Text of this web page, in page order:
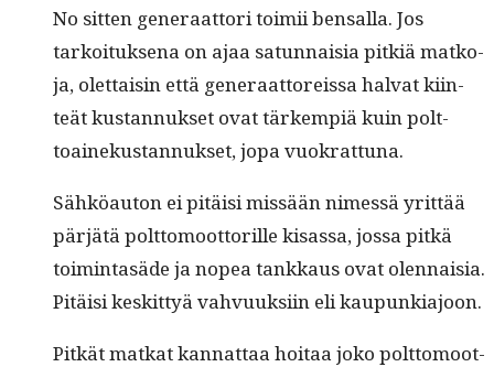
No sit­ten gen­er­aat­tori toimii ben­sal­la. Jos
tarkoituk­se­na on ajaa sat­un­naisia pitk­iä matko­
ja, olet­taisin että gen­er­aat­tor­eis­sa hal­vat kiin­
teät kus­tan­nuk­set ovat tärkem­piä kuin polt­
toainekus­tan­nuk­set, jopa vuokrattuna.
Sähköau­ton ei pitäisi mis­sään nimessä yrit­tää
pär­jätä polt­to­moot­to­rille kisas­sa, jos­sa pitkä
toim­intasäde ja nopea tankkaus ovat olen­naisia.
Pitäisi keskit­tyä vahvuuk­si­in eli kaupunkiajoon.
Pitkät matkat kan­nat­taa hoitaa joko polt­to­moot­